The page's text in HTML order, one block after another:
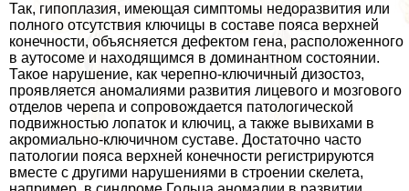
Так, гипоплазия, имеющая симптомы недоразвития или
полного отсутствия ключицы в составе пояса верхней
конечности, объясняется дефектом гена, расположенного
в аутосоме и находящимся в доминантном состоянии.
Такое нарушение, как черепно-ключичный дизостоз,
проявляется аномалиями развития лицевого и мозгового
отделов черепа и сопровождается патологической
подвижностью лопаток и ключиц, а также вывихами в
акромиально-ключичном суставе. Достаточно часто
патологии пояса верхней конечности регистрируются
вместе с другими нарушениями в строении скелета,